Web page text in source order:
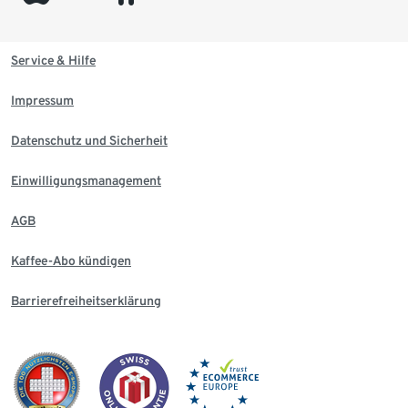
Service & Hilfe
Impressum
Datenschutz und Sicherheit
Einwilligungsmanagement
AGB
Kaffee-Abo kündigen
Barrierefreiheitserklärung